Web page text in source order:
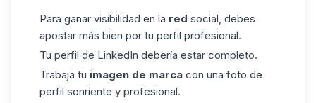
Para ganar visibilidad en la red social, debes
apostar más bien por tu perfil profesional.
Tu perfil de LinkedIn debería estar completo.
Trabaja tu imagen de marca con una foto de
perfil sonriente y profesional.